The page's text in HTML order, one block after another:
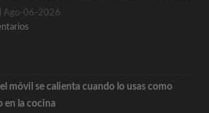
Ago-06-2026
móvil se calienta cuando lo usas como
en la cocina